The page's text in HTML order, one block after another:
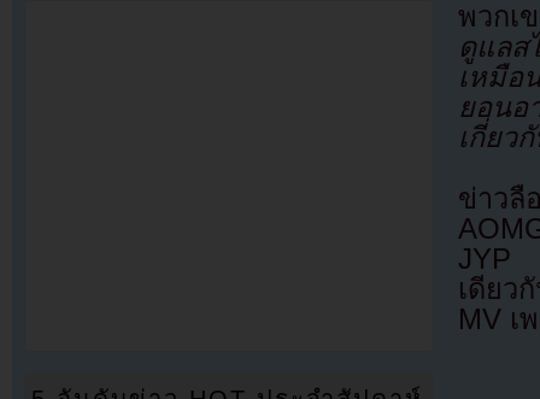
พวกเ
ดูแลส
เหมือ
ยอนอ
เกี่ยว
ข่าวลื
JYP
เดียว
MV เ